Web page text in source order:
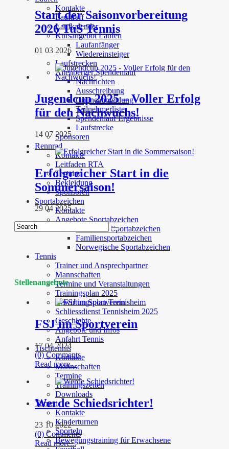
Kontakte
Lauftreff
Laufkalender
Kursangebot Laufen
Laufanfänger
Wiedereinsteiger
Laufstrecken
Altenberger Spendenlauf
Nachrichten
Ausschreibung
Onlineanmeldung
Teilnehmerliste
Spendenlauf Ergebnisse
Laufstrecke
Sponsoren
Rennrad
Kontakte
Leitfaden RTA
Termine
Bekleidung
Sponsoren
Sportabzeichen
Kontakte
Angebote Sportabzeichen
Deutsches Sportabzeichen
Familiensportabzeichen
Norwegische Sportabzeichen
Tennis
Trainer und Ansprechpartner
Mannschaften
Termine und Veranstaltungen
Trainingsplan 2025
Bewirtungsplan Tennisheim
Schliessdienst Tennisheim 2025
Geschichte
Angebote und Infos
Anfahrt Tennis
Tischtennis
Kontakte
Mannschaften
Termine
Trainingszeiten
Downloads
Turnen
Kontakte
Kinderturnen
Sporteln
Bewegungstraining für Erwachsene
Start der Saisonvorbereitung
2026 TuS Tennis
01 03 2026
Jugendcup 2025 – Voller Erfolg
für den Nachwuchs!
14 07 2025
Erfolgreicher Start in die
Sommersaison!
29 04 2025
Stellenangebote
FSJ im Sportverein
17 04 2024
(0) Comments
Read more...
Werde Schiedsrichter!
23 10 2022
(0) Comments
Read more...